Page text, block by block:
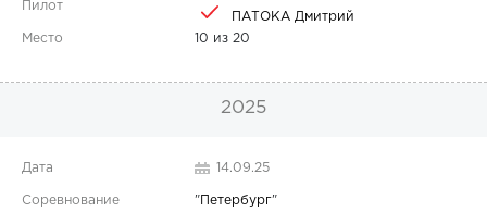
ПАТОКА Дмитрий
10 из 20
2025
14.09.25
" Петербург"